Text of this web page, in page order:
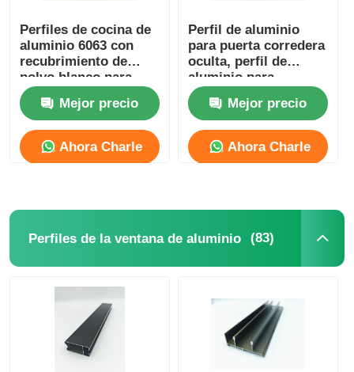
Perfiles de cocina de
aluminio 6063 con
recubrimiento de
polvo blanco para
rieles de cortina
Mejor precio
Ahora Charle
Perfil de aluminio
para puerta corredera
oculta, perfil de
aluminio para
mampara de vidrio
cuadrada OEM ODM
Mejor precio
Ahora Charle
Perfiles de la ventana de aluminio (83)